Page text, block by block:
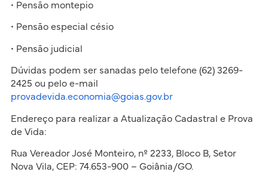
• Pensão montepio
• Pensão especial césio
• Pensão judicial
Dúvidas podem ser sanadas pelo telefone (62) 3269-
2425 ou pelo e-mail
provadevida.economia@goias.gov.br
Endereço para realizar a Atualização Cadastral e Prova
de Vida:
Rua Vereador José Monteiro, nº 2233, Bloco B, Setor
Nova Vila, CEP: 74.653-900 – Goiânia/GO.